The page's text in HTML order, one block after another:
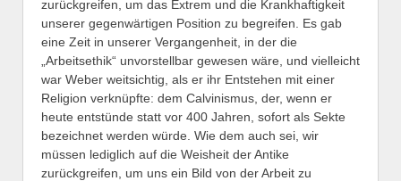
zurückgreifen, um das Extrem und die Krankhaftigkeit
unserer gegenwärtigen Position zu begreifen. Es gab
eine Zeit in unserer Vergangenheit, in der die
„Arbeitsethik“ unvorstellbar gewesen wäre, und vielleicht
war Weber weitsichtig, als er ihr Entstehen mit einer
Religion verknüpfte: dem Calvinismus, der, wenn er
heute entstünde statt vor 400 Jahren, sofort als Sekte
bezeichnet werden würde. Wie dem auch sei, wir
müssen lediglich auf die Weisheit der Antike
zurückgreifen, um uns ein Bild von der Arbeit zu